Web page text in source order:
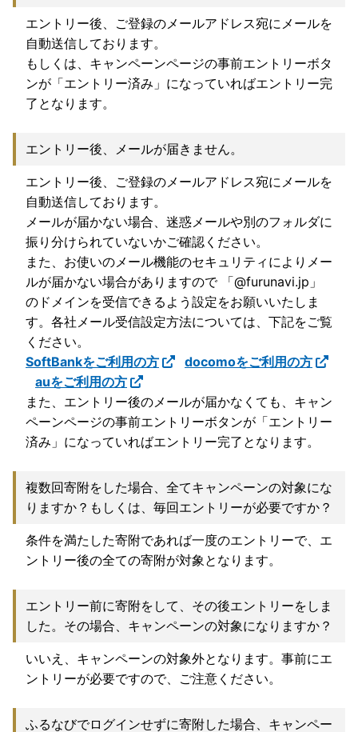
エントリー後、ご登録のメールアドレス宛にメールを
自動送信しております。
もしくは、キャンペーンページの事前エントリーボタ
ンが「エントリー済み」になっていればエントリー完
了となります。
エントリー後、メールが届きません。
エントリー後、ご登録のメールアドレス宛にメールを
自動送信しております。
メールが届かない場合、迷惑メールや別のフォルダに
振り分けられていないかご確認ください。
また、お使いのメール機能のセキュリティによりメー
ルが届かない場合がありますので 「@furunavi.jp」
のドメインを受信できるよう設定をお願いいたしま
す。各社メール受信設定方法については、下記をご覧
ください。
SoftBankをご利用の方
docomoをご利用の方
auをご利用の方
また、エントリー後のメールが届かなくても、キャン
ペーンページの事前エントリーボタンが「エントリー
済み」になっていればエントリー完了となります。
複数回寄附をした場合、全てキャンペーンの対象にな
りますか？もしくは、毎回エントリーが必要ですか？
条件を満たした寄附であれば一度のエントリーで、エ
ントリー後の全ての寄附が対象となります。
エントリー前に寄附をして、その後エントリーをしま
した。その場合、キャンペーンの対象になりますか？
いいえ、キャンペーンの対象外となります。事前にエ
ントリーが必要ですので、ご注意ください。
ふるなびでログインせずに寄附した場合、キャンペー